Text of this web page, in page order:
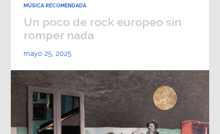
MÚSICA RECOMENDADA
Un poco de rock europeo sin
romper nada
mayo 25, 2025